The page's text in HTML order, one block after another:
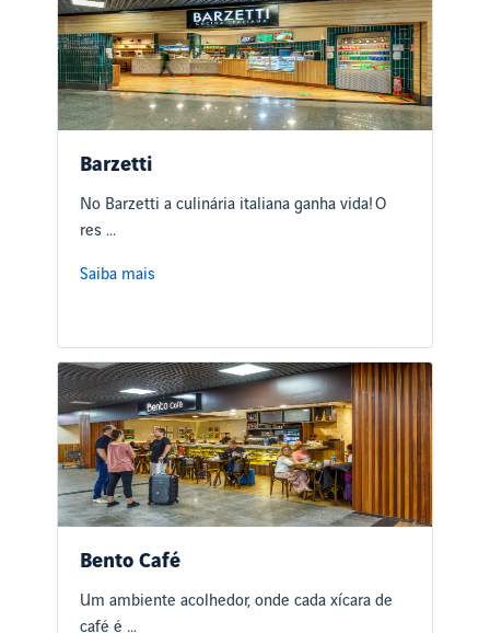
Barzetti
No Barzetti a culinária italiana ganha vida! O
res ...
Saiba mais
Bento Café
Um ambiente acolhedor, onde cada xícara de
café é ...